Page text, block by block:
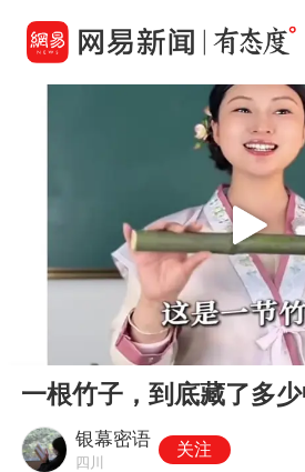
Play
一根竹子，到底藏了多
银幕密语
四川
关注